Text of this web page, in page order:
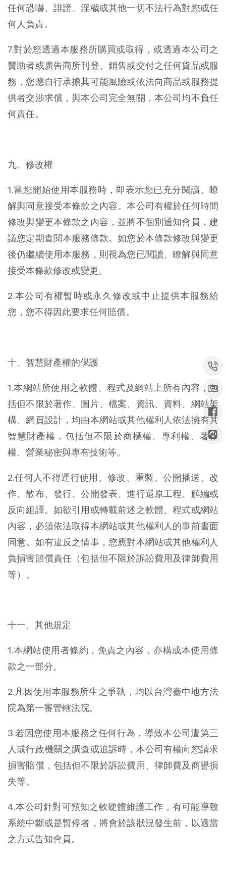
任何恐嚇、誹謗、淫穢或其他一切不法行為對您或任
何人負責。
7.對於您透過本服務所購買或取得，或透過本公司之
贊助者或廣告商所刊登、銷售或交付之任何貨品或服
務，您應自行承擔其可能風險或依法向商品或服務提
供者交涉求償，與本公司完全無關，本公司均不負任
何責任。
九、修改權
1.當您開始使用本服務時，即表示您已充分閱讀、瞭
解與同意接受本條款之內容。本公司有權於任何時間
修改與變更本條款之內容，並將不個別通知會員，建
議您定期查閱本服務條款。如您於本條款修改與變更
後仍繼續使用本服務，則視為您已閱讀、瞭解與同意
接受本條款修改或變更。
2.本公司有權暫時或永久修改或中止提供本服務給
您，您不得因此要求任何賠償。
十、智慧財產權的保護
1.本網站所使用之軟體、程式及網站上所有內容，包
括但不限於著作、圖片、檔案、資訊、資料、網站架
構、網頁設計，均由本網站或其他權利人依法擁有其
智慧財產權，包括但不限於商標權、專利權、著作
權、營業秘密與專有技術等。
2.任何人不得逕行使用、修改、重製、公開播送、改
作、散布、發行、公開發表、進行還原工程、解編或
反向組譯。如欲引用或轉載前述之軟體、程式或網站
內容，必須依法取得本網站或其他權利人的事前書面
同意。如有違反之情事，您應對本網站或其他權利人
負損害賠償責任（包括但不限於訴訟費用及律師費用
等）。
十一、其他規定
1.本網站使用者條約，免責之內容，亦構成本使用條
款之一部分。
2.凡因使用本服務所生之爭執，均以台灣臺中地方法
院為第一審管轄法院。
3.若因您使用本服務之任何行為，導致本公司遭第三
人或行政機關之調查或追訴時，本公司有權向您請求
損害賠償，包括但不限於訴訟費用、律師費及商譽損
失等。
4.本公司針對可預知之軟硬體維護工作，有可能導致
系統中斷或是暫停者，將會於該狀況發生前，以適當
之方式告知會員。